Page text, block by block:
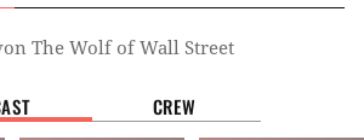
The Wolf of Wall Street
CREW